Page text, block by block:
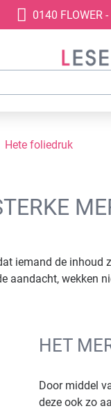
0140 FLOWER
Hete foliedruk
iemand de inhoud
aandacht, wekken
HET
Door middel
deze ook zo